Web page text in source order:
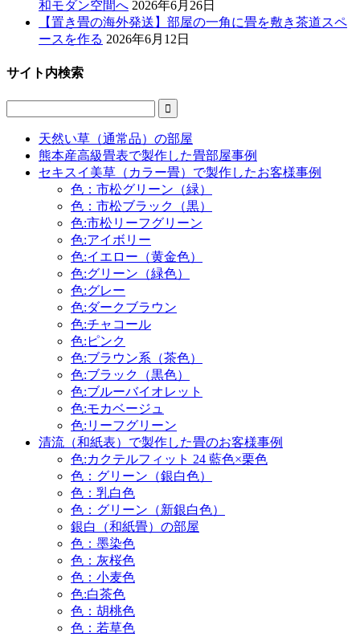
和モダン空間へ 2026年6月26日
【置き畳の海外発送】部屋の一角に畳を敷き茶道スペ
ースを作る 2026年6月12日
サイト内検索

天然い草（通常品）の部屋
熊本産高級畳表で製作した畳部屋事例
セキスイ美草（カラー畳）で製作したお客様事例
色：市松グリーン（緑）
色：市松ブラック（黒）
色:市松リーフグリーン
色:アイボリー
色:イエロー（黄金色）
色:グリーン（緑色）
色:グレー
色:ダークブラウン
色:チャコール
色:ピンク
色:ブラウン系（茶色）
色:ブラック（黒色）
色:ブルーバイオレット
色:モカベージュ
色:リーフグリーン
清流（和紙表）で製作した畳のお客様事例
色:カクテルフィット 24 藍色×栗色
色：グリーン（銀白色）
色：乳白色
色：グリーン（新銀白色）
銀白（和紙畳）の部屋
色：墨染色
色：灰桜色
色：小麦色
色:白茶色
色：胡桃色
色：若草色